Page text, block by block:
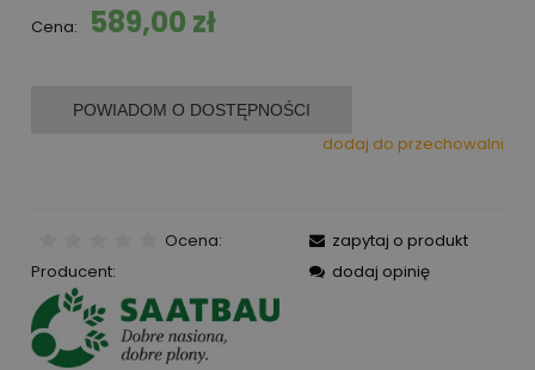
Cena: 589,00 zł
POWIADOM O DOSTĘPNOŚCI
dodaj do przechowalni
Ocena:
Producent:
zapytaj o produkt
dodaj opinię